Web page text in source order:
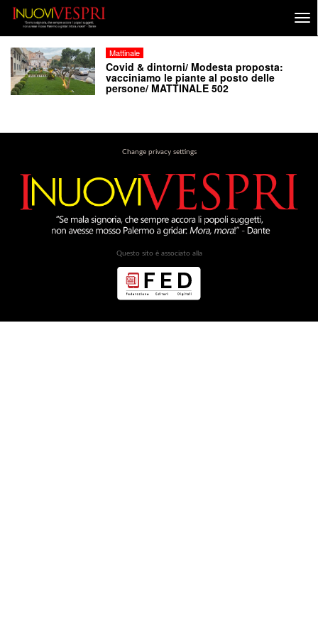
Mattinale
Covid & dintorni/ Modesta proposta:
vacciniamo le piante al posto delle
persone/ MATTINALE 502
Change privacy settings
Questo sito è associato alla